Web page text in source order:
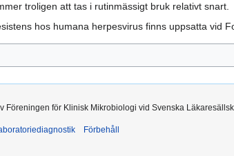
troligen att tas i rutinmässigt bruk relativt snart.
hos humana herpesvirus finns uppsatta vid
Föreningen för Klinisk Mikrobiologi vid Svenska
Förbehåll